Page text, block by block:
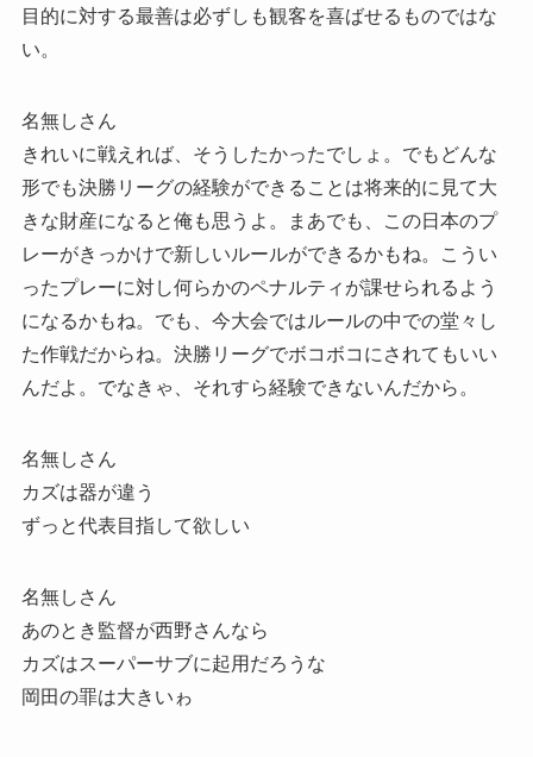
目的に対する最善は必ずしも観客を喜ばせるものではな
い。
名無しさん
きれいに戦えれば、そうしたかったでしょ。でもどんな
形でも決勝リーグの経験ができることは将来的に見て大
きな財産になると俺も思うよ。まあでも、この日本のプ
レーがきっかけで新しいルールができるかもね。こうい
ったプレーに対し何らかのペナルティが課せられるよう
になるかもね。でも、今大会ではルールの中での堂々し
た作戦だからね。決勝リーグでボコボコにされてもいい
んだよ。でなきゃ、それすら経験できないんだから。
名無しさん
カズは器が違う
ずっと代表目指して欲しい
名無しさん
あのとき監督が西野さんなら
カズはスーパーサブに起用だろうな
岡田の罪は大きいゎ